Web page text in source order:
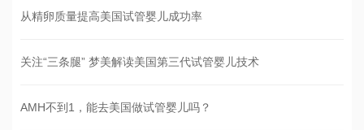
从精卵质量提高美国试管婴儿成功率
关注“三条腿” 梦美解读美国第三代试管婴儿技术
AMH不到1，能去美国做试管婴儿吗？